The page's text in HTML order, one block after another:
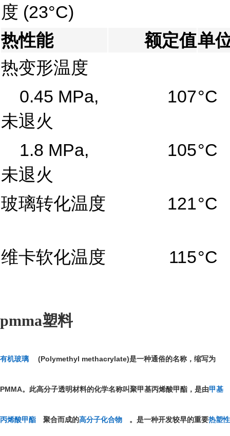
度 (23°C)
热性能
额定值单
热变形温度
0.45 MPa,
未退火
107°C
1.8 MPa,
未退火
105°C
玻璃转化温度 121°C
维卡软化温度 115°C
pmma塑料
有机玻璃 (Polymethyl methacrylate)是一种通俗的名称，缩写为
PMMA。此高分子透明材料的化学名称叫聚甲基丙烯酸甲酯，是由甲基
丙烯酸甲酯 聚合而成的高分子化合物 。是一种开发较早的重要热塑性